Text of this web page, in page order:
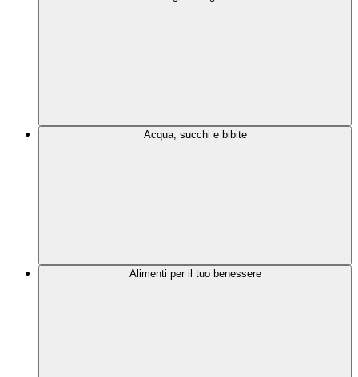
Acqua, succhi e bibite
Alimenti per il tuo benessere